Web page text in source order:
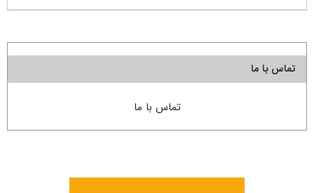
تماس با ما
تماس با ما